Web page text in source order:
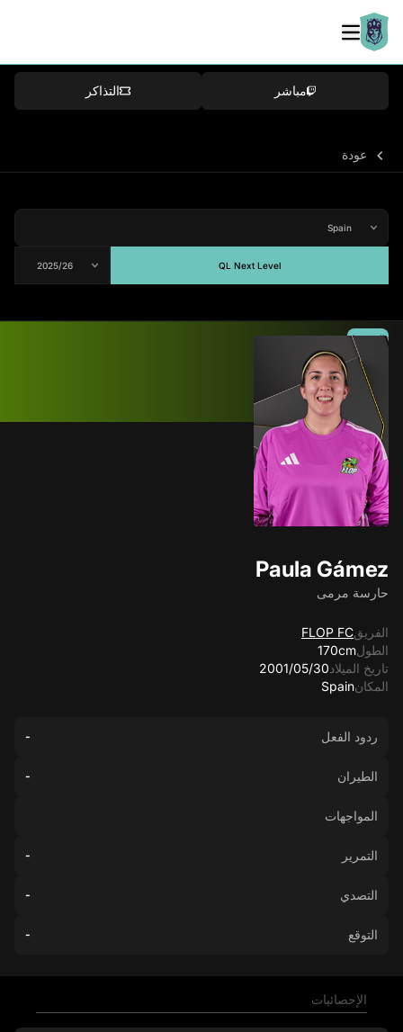
مباشر التذاكر
عودة
QL Next Level
Paula Gámez
حارسة مرمى
الفريقFLOP FC
الطول170cm
تاريخ الميلاد30‏/05‏/2001
المكانSpain
المتوسط
ردود الفعل -
الطيران -
المواجهات
التمرير -
التصدي -
التوقع -
الإحصائيات